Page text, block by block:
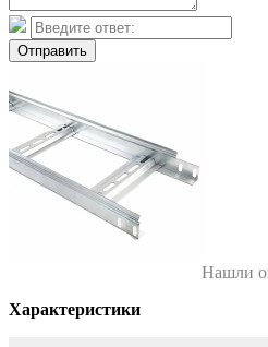
Отправить
Нашли
Характеристики